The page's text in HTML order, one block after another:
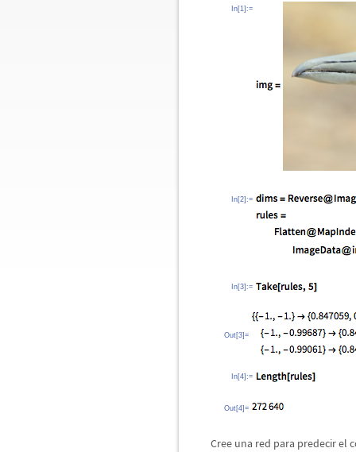
In[1]:=
In[2]:=
In[3]:=
Out[3]=
In[4]:=
Out[4]=
Cree una red para predecir el